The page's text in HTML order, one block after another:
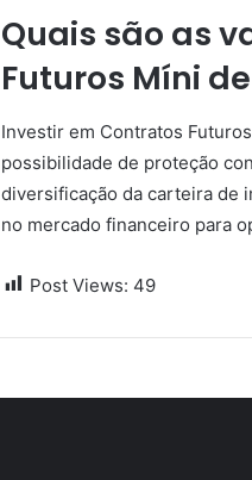
Quais são as
Futuros Míni
Investir em Contratos
possibilidade de proteção
diversificação da carteira de
no mercado financeiro para
Post Views: 49